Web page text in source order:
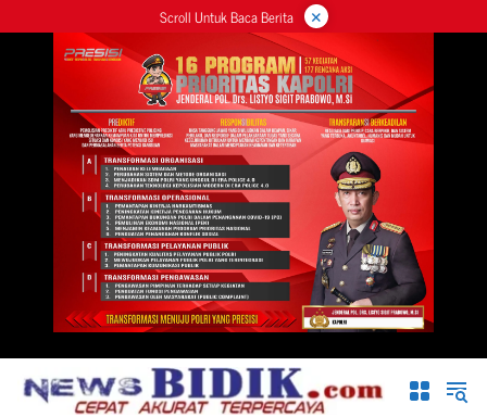
ke
Scroll Untuk Baca Berita ×